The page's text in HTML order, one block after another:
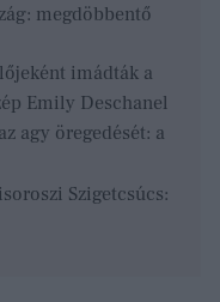
megdöbbentő
imádták a
Emily Deschanel
agy öregedését: a
Szigetcsúcs: